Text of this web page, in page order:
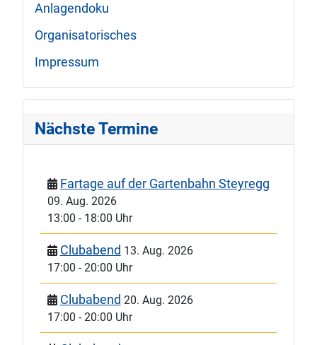
Anlagendoku
Organisatorisches
Impressum
Nächste Termine
Fartage auf der Gartenbahn Steyregg
09. Aug. 2026
13:00 - 18:00 Uhr
Clubabend 13. Aug. 2026
17:00 -20:00 Uhr
Clubabend 20. Aug. 2026
17:00 -20:00 Uhr